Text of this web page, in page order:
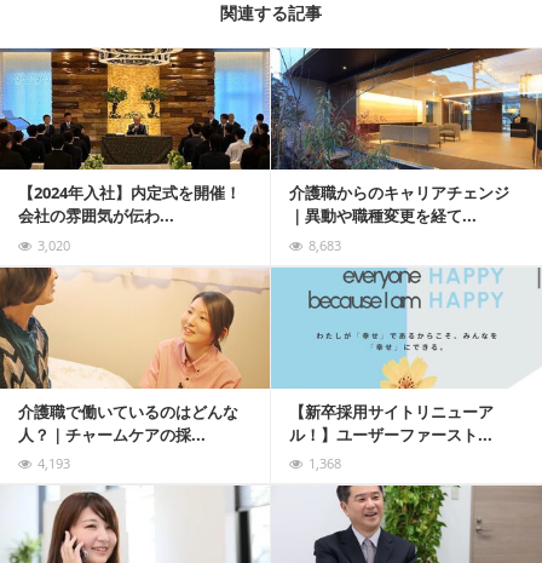
関連する記事
【2024年入社】内定式を開催！
会社の雰囲気が伝わ...
3,020
介護職からのキャリアチェンジ
｜異動や職種変更を経て...
8,683
記事を読む
介護職で働いているのはどんな
人？｜チャームケアの採...
4,193
【新卒採用サイトリニューア
ル！】ユーザーファースト...
1,368
記事を読む
記事を読む